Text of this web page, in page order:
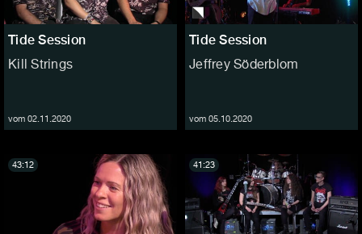
Tide Session
Kill Strings
vom 02.11.2020
Tide Session
Jeffrey Söderblom
vom 05.10.2020
43:12 41:23